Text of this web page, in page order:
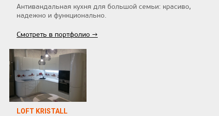
Антивандальная кухня для большой семьи: красиво,
надежно и функционально.
Смотреть в портфолио →
LOFT KRISTALL